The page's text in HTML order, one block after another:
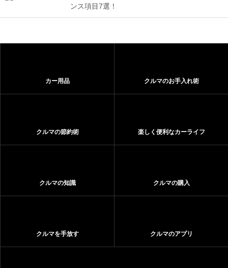
ンス項目7選！
カー用品 クルマのお手入れ術
クルマの節約術 楽しく便利なカーライフ
クルマの知識 クルマの購入
クルマを手放す クルマのアプリ